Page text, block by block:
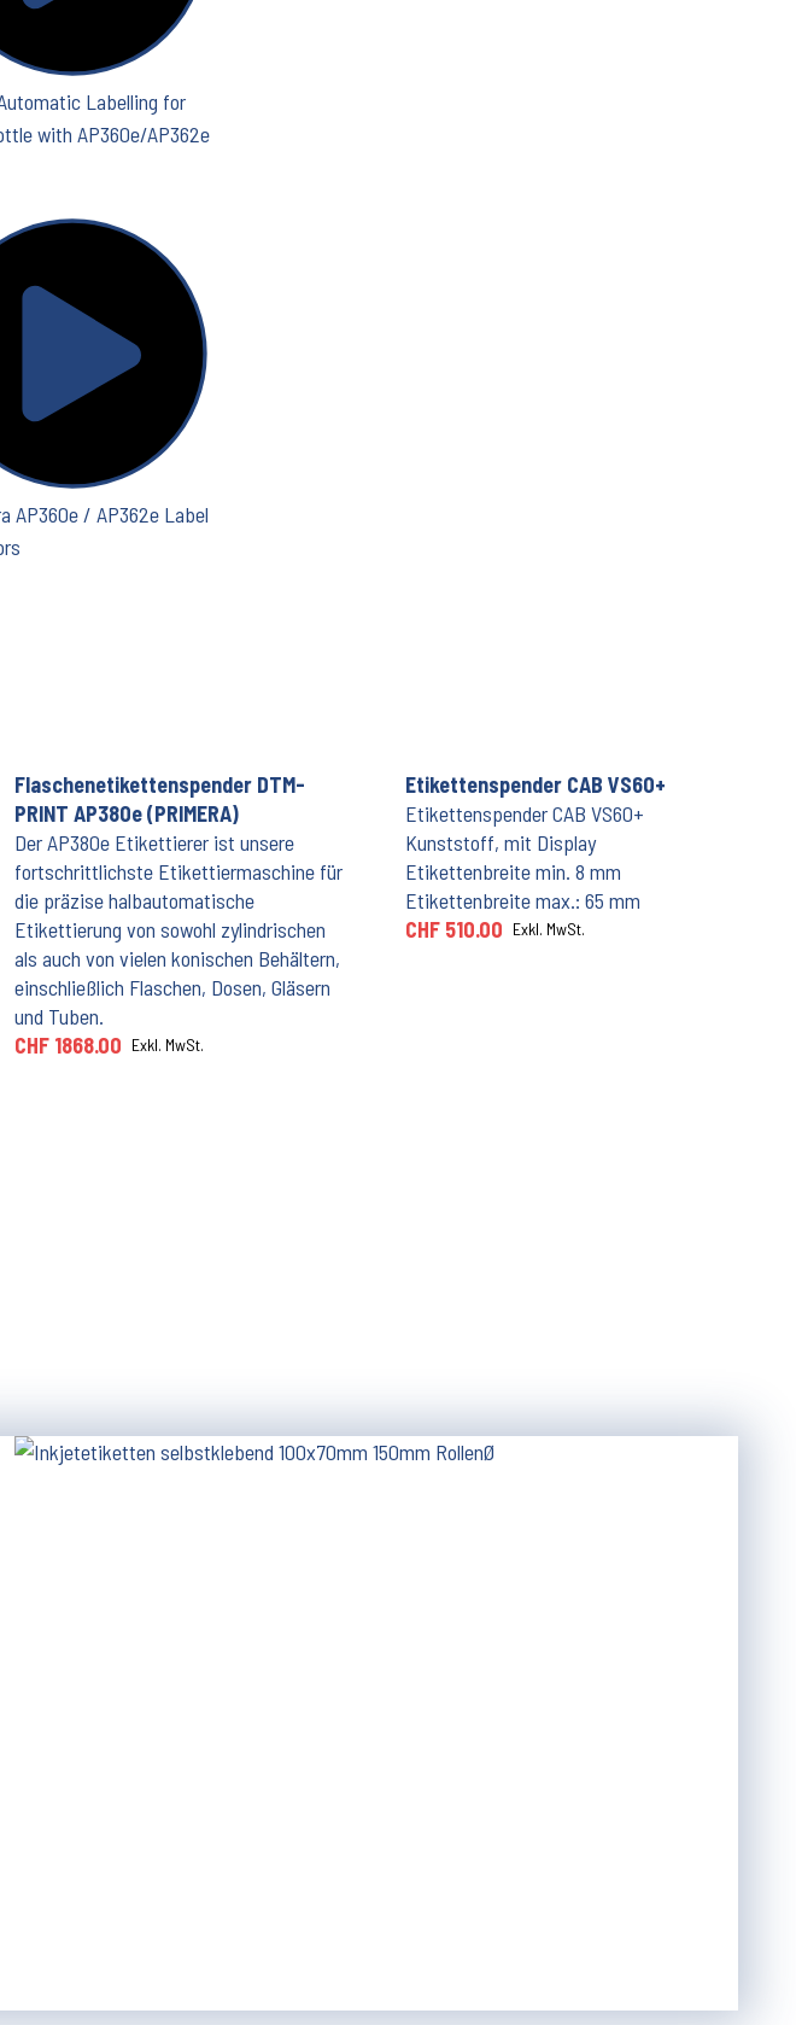
Flaschenetikettenspender DTM-
PRINT AP380e (PRIMERA)
Der AP380e Etikettierer ist unsere
fortschrittlichste Etikettiermaschine für
die präzise halbautomatische
Etikettierung von sowohl zylindrischen
als auch von vielen konischen Behältern,
einschließlich Flaschen, Dosen, Gläsern
und Tuben.
CHF 1868.00 Exkl. MwSt.
Etikettenspender CAB VS60+
Etikettenspender CAB VS60+
Kunststoff, mit Display
Etikettenbreite min. 8 mm
Etikettenbreite max.: 65 mm
CHF 510.00 Exkl. MwSt.